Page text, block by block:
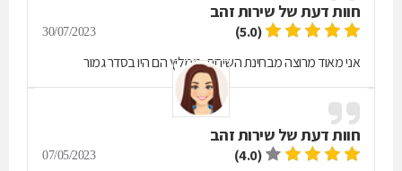
חוות דעת של שירות זהב
(5.0)
30/07/2023
אני מאוד מרוצה מבחינת השירות, ממליץ הם היו בסדר גמור
חוות דעת של שירות זהב
(4.0)
07/05/2023